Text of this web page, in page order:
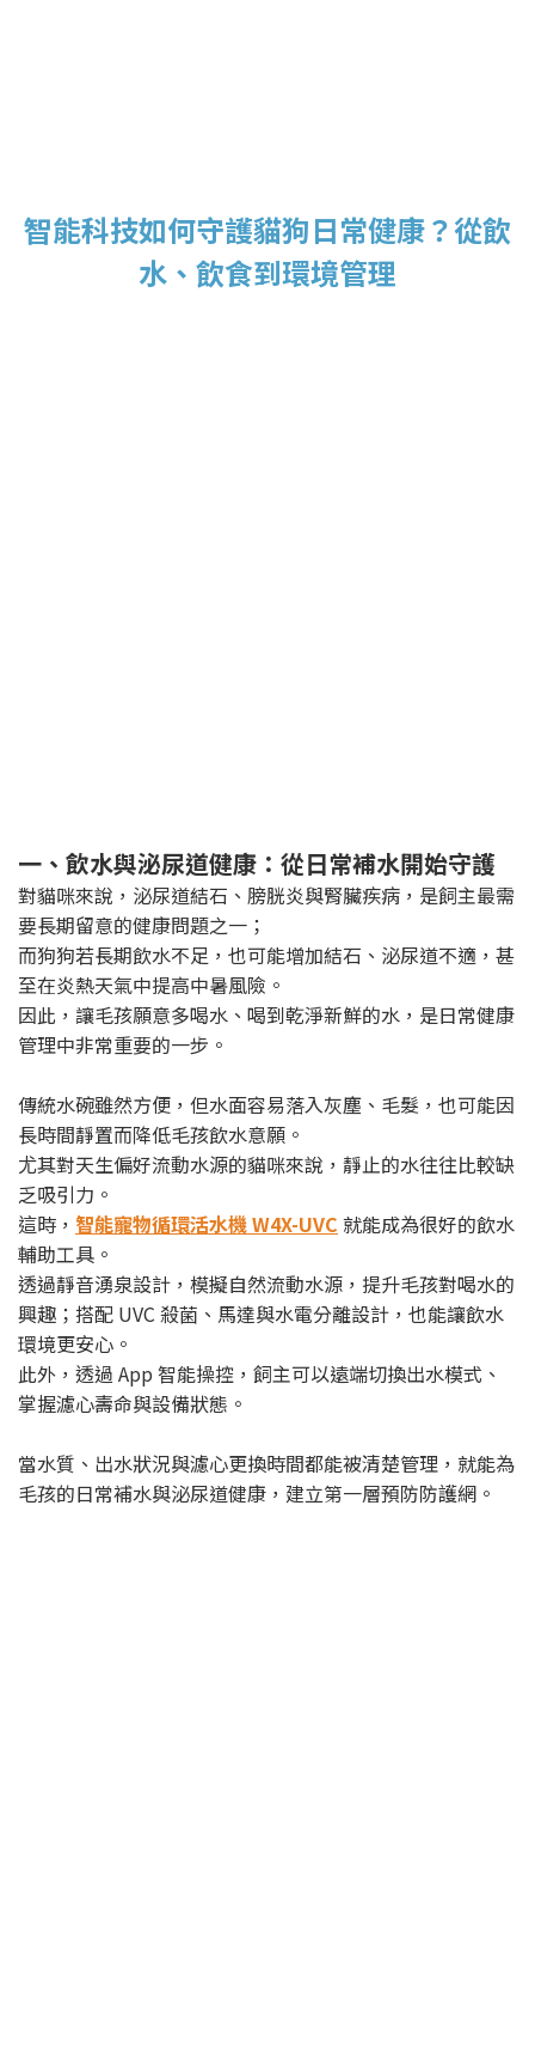
智能科技如何守護貓狗日常健康？從飲
水、飲食到環境管理
一、飲水與泌尿道健康：從日常補水開始守護
對貓咪來說，泌尿道結石、膀胱炎與腎臟疾病，是飼主最需
要長期留意的健康問題之一；
而狗狗若長期飲水不足，也可能增加結石、泌尿道不適，甚
至在炎熱天氣中提高中暑風險。
因此，讓毛孩願意多喝水、喝到乾淨新鮮的水，是日常健康
管理中非常重要的一步。
傳統水碗雖然方便，但水面容易落入灰塵、毛髮，也可能因
長時間靜置而降低毛孩飲水意願。
尤其對天生偏好流動水源的貓咪來說，靜止的水往往比較缺
乏吸引力。
這時， 智能寵物循環活水機 W4X-UVC 就能成為很好的飲水
輔助工具。
透過靜音湧泉設計，模擬自然流動水源，提升毛孩對喝水的
興趣；搭配 UVC 殺菌、馬達與水電分離設計，也能讓飲水
環境更安心。
此外，透過 App 智能操控，飼主可以遠端切換出水模式、
掌握濾心壽命與設備狀態。
當水質、出水狀況與濾心更換時間都能被清楚管理，就能為
毛孩的日常補水與泌尿道健康，建立第一層預防防護網。